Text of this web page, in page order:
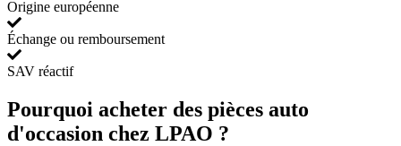
Origine européenne
Échange ou remboursement
SAV réactif
Pourquoi acheter des pièces auto
d'occasion chez LPAO ?